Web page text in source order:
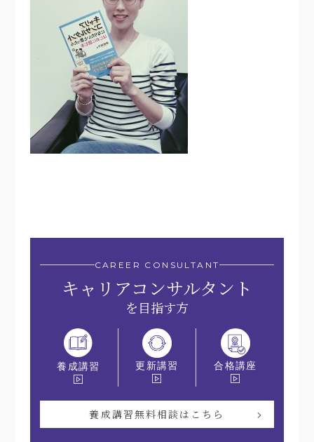
CAREER CONSULTANT
キャリアコンサルタント
を目指す方
養成講習 更新講習 合格講座
養成講習無料相談はこちら